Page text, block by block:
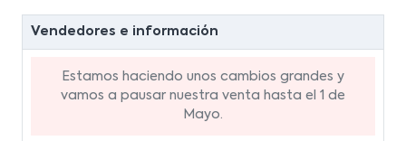
Vendedores e información
Estamos haciendo unos cambios grandes y
vamos a pausar nuestra venta hasta el 1 de
Mayo.